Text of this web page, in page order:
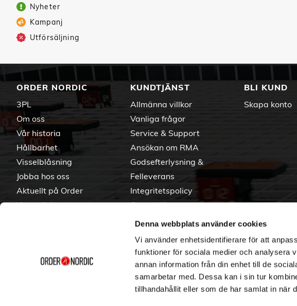
Denna webbplats använder cookies
Vi använder enhetsidentifierare för att
funktioner för sociala medier och analysera
annan information från din enhet till de
samarbetar med. Dessa kan i sin tur
tillhandahållit eller som de har samlat in när
Nyheter
Kampanj
Utförsäljning
ORDER NORDIC
3PL
Om oss
Vår historia
Hållbarhet
Visselblåsning
Jobba hos oss
Aktuellt på Order
Varumärken
KUNDTJÄNST
Allmänna villkor
Vanliga frågor
Service & Support
Ansökan om RMA
Godsefterlysning &
Felleverans
Integritetspolicy
Om cookies
BLI KUND
Skapa konto